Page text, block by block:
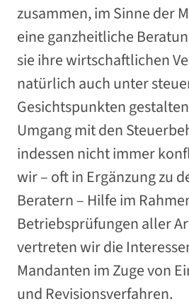
zusammen, im Sinne der
eine ganzheitliche
sie ihre wirtschaftlichen
natürlich auch unter
Gesichtspunkten
Umgang mit den
indessen nicht immer
wir – oft in Ergänzung zu
Beratern – Hilfe im
Betriebsprüfungen aller
vertreten wir die
Mandanten im Zuge von
und Revisionsverfahren.